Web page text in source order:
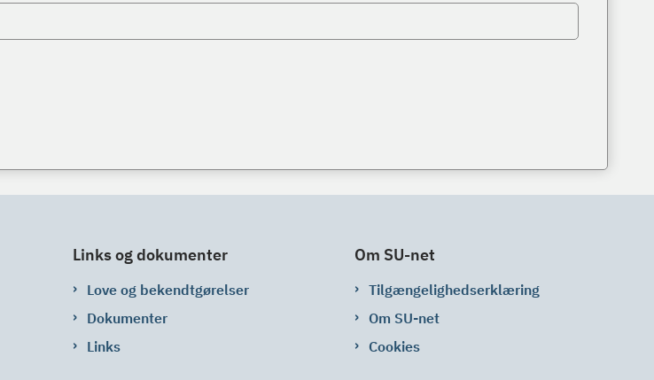
Links og dokumenter
Love og bekendtgørelser
Dokumenter
Links
Om SU-net
Tilgængelighedserklæring
Om SU-net
Cookies